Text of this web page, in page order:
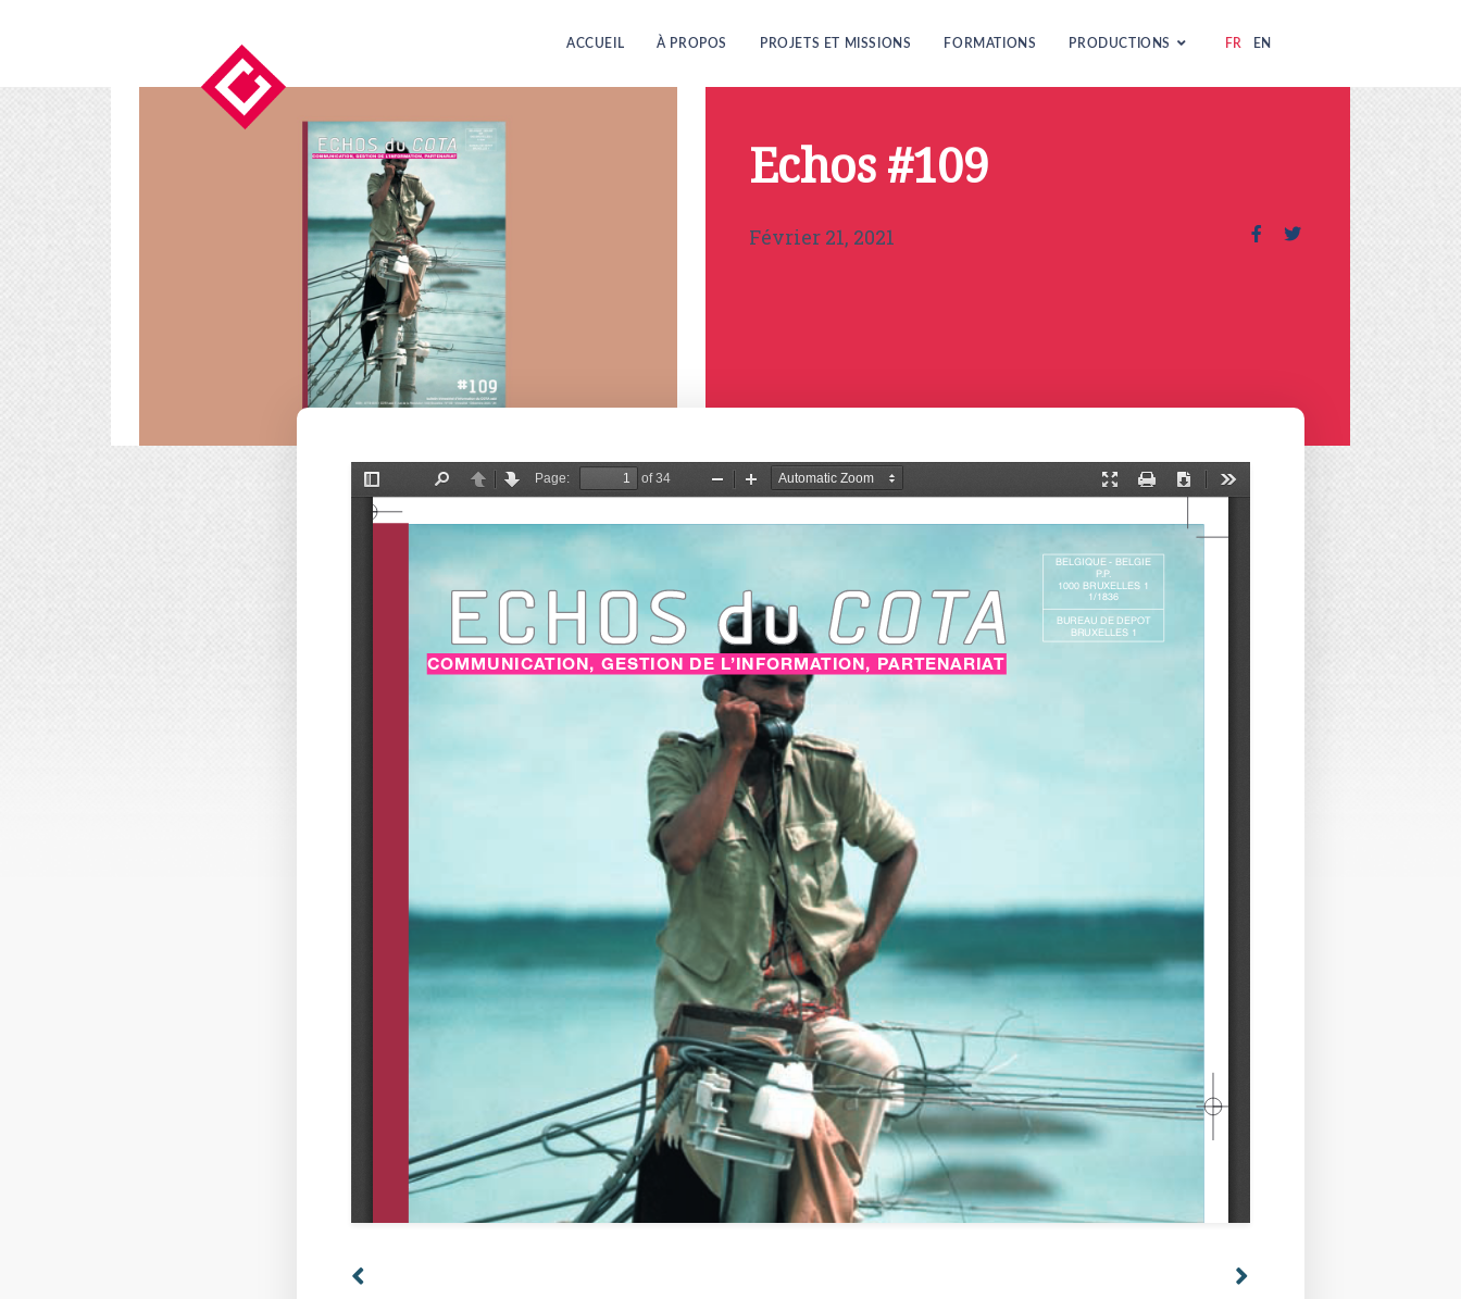
ACCUEIL À PROPOS PROJETS ET MISSIONS FORMATIONS PRODUCTIONS FR EN
Echos #109
Février 21, 2021